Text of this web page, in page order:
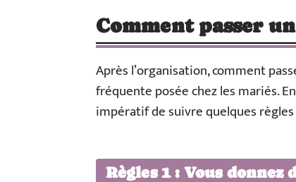
Comment passer
Après l’organisation, comment
fréquente posée chez les mariés.
impératif de suivre quelques
Règles 1 : Vous donnez